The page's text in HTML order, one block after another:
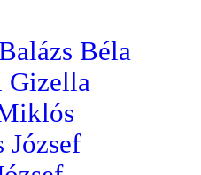
Béla
Gizella
József